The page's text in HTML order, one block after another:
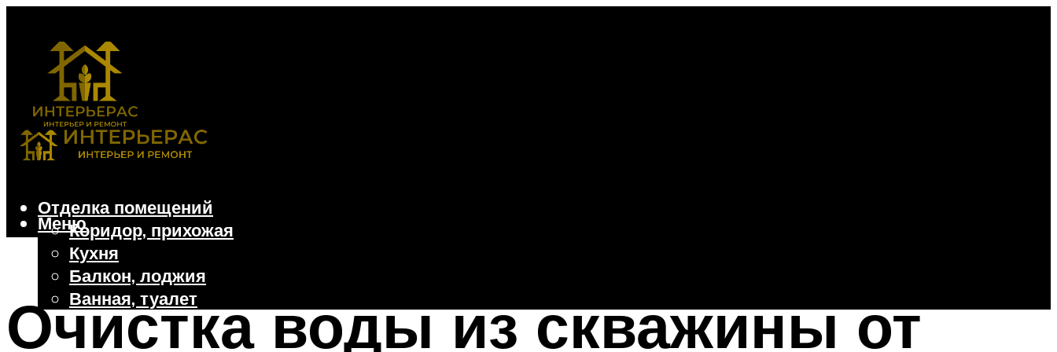
Отделка помещений
Коридор, прихожая
Кухня
Балкон, лоджия
Ванная, туалет
Дачные и частные дома
Отделочные материалы
Меню
Очистка воды из скважины от